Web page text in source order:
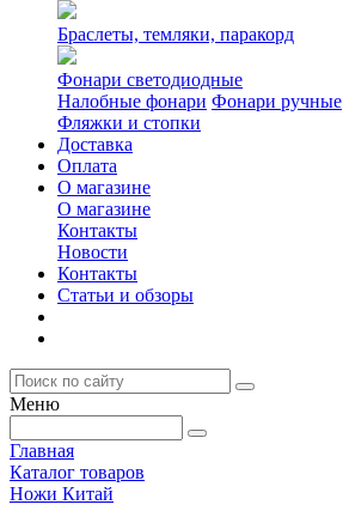
Браслеты, темляки, паракорд
Фонари светодиодные
Налобные фонари Фонари ручные
Фляжки и стопки
Доставка
Оплата
О магазине
О магазине
Контакты
Новости
Контакты
Статьи и обзоры
Меню
Главная
Каталог товаров
Ножи Китай